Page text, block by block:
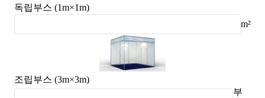
독립부스 (1m×1m)
m²
조립부스 (3m×3m)
부